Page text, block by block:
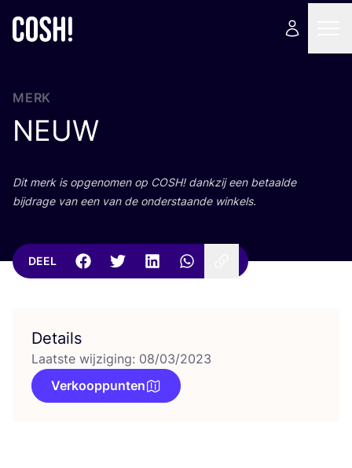
MERK
NEUW
Dit merk is opge­no­men op COSH! dank­zij een betaal­de
bij­dra­ge van een van de onder­staan­de winkels.
DEEL
Details
Laatste wijziging: 08/03/2023
Verkooppunten